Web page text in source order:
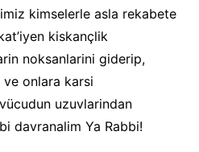
kimselerle asla rekabete
kiskançlik
noksanlarini giderip,
onlara karsi
uzuvlarindan
davranalim Ya Rabbi!